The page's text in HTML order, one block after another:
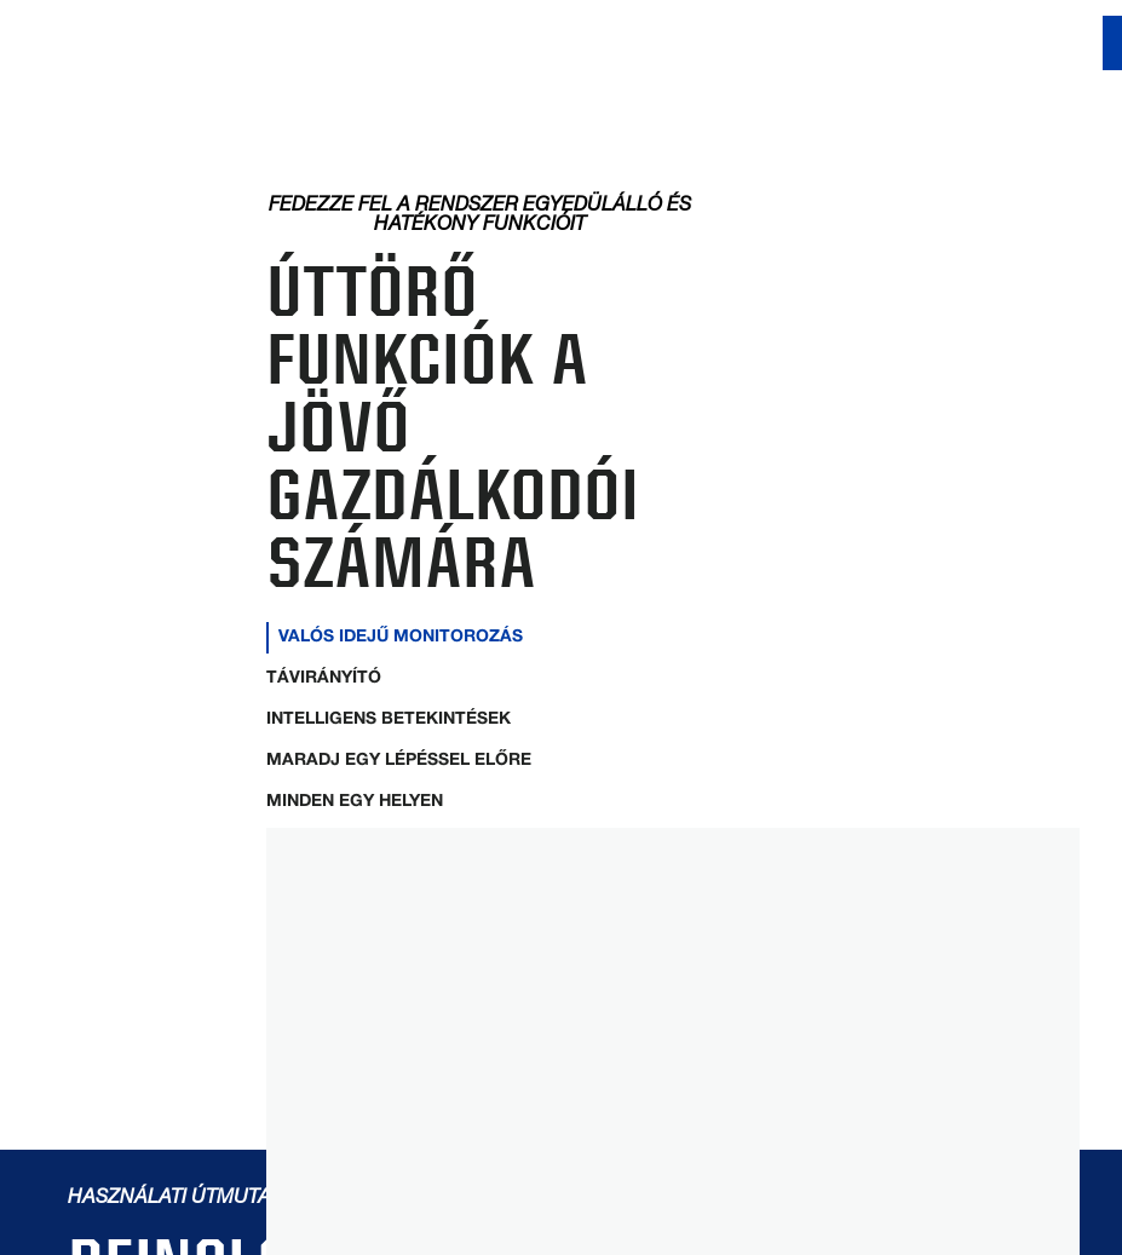
FEDEZZE FEL A RENDSZER EGYEDÜLÁLLÓ ÉS
HATÉKONY FUNKCIÓIT
ÚTTÖRŐ
FUNKCIÓK A
JÖVŐ
GAZDÁLKODÓI
SZÁMÁRA
VALÓS IDEJŰ MONITOROZÁS
TÁVIRÁNYÍTÓ
INTELLIGENS BETEKINTÉSEK
MARADJ EGY LÉPÉSSEL ELŐRE
MINDEN EGY HELYEN
HASZNÁLATI ÚTMUTATÓ